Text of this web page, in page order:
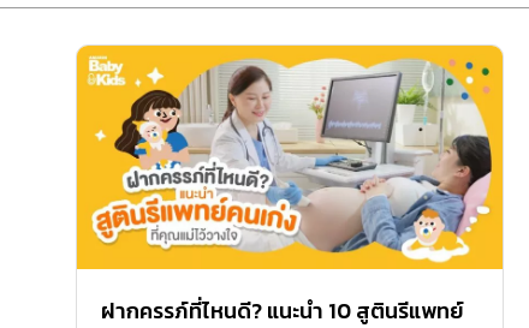
ฝากครรภ์ที่ไหนดี? แนะนำ 10 สูตินรีแพทย์